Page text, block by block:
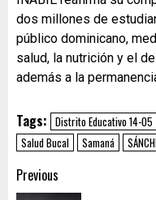
dos millones de
público dominicano,
salud, la nutrición y el
además a la
Tags: Distrito Educativo 14-05
Salud Bucal
Samaná
Previous